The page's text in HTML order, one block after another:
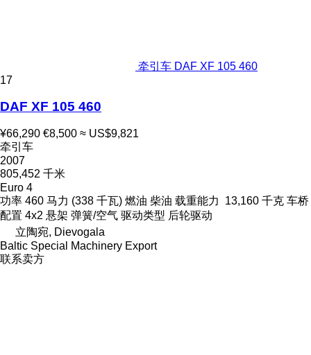
牵引车 DAF XF 105 460
17
DAF XF 105 460
¥66,290 €8,500 ≈ US$9,821
牵引车
2007
805,452 千米
Euro 4
功率 460 马力 (338 千瓦) 燃油 柴油 载重能力 13,160 千克 车桥
配置 4x2 悬架 弹簧/空气 驱动类型 后轮驱动
立陶宛, Dievogala
Baltic Special Machinery Export
联系卖方